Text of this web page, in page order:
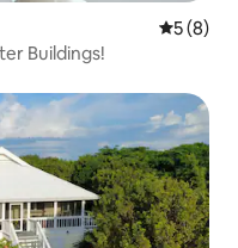
5 (8)
Buildings!